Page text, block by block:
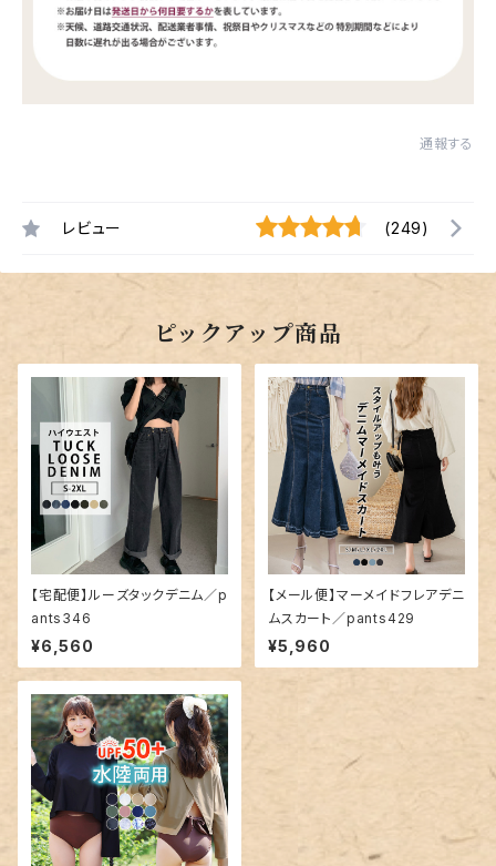
通報する
レビュー (249)
ピックアップ商品
【宅配便】ルーズタックデニム／p
ants346
¥6,560
【メール便】マーメイドフレアデニ
ムスカート／pants429
¥5,960